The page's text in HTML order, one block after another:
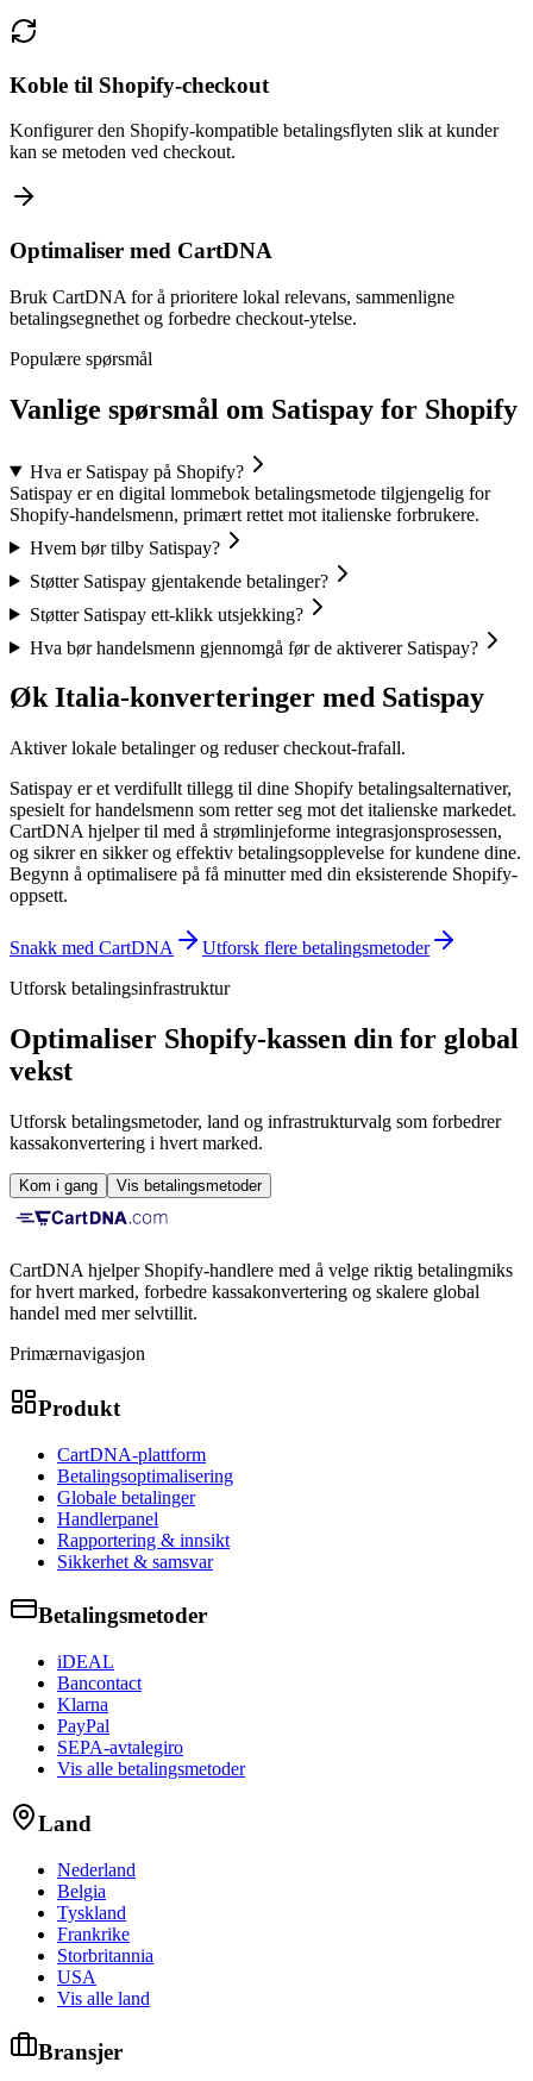
Koble til Shopify-checkout
Konfigurer den Shopify-kompatible betalingsflyten slik at kunder
kan se metoden ved checkout.
Optimaliser med CartDNA
Bruk CartDNA for å prioritere lokal relevans, sammenligne
betalingsegnethet og forbedre checkout-ytelse.
Populære spørsmål
Vanlige spørsmål om Satispay for Shopify
Hva er Satispay på Shopify?
Satispay er en digital lommebok betalingsmetode tilgjengelig for
Shopify-handelsmenn, primært rettet mot italienske forbrukere.
Hvem bør tilby Satispay?
Støtter Satispay gjentakende betalinger?
Støtter Satispay ett-klikk utsjekking?
Hva bør handelsmenn gjennomgå før de aktiverer Satispay?
Øk Italia-konverteringer med Satispay
Aktiver lokale betalinger og reduser checkout-frafall.
Satispay er et verdifullt tillegg til dine Shopify betalingsalternativer,
spesielt for handelsmenn som retter seg mot det italienske markedet.
CartDNA hjelper til med å strømlinjeforme integrasjonsprosessen,
og sikrer en sikker og effektiv betalingsopplevelse for kundene dine.
Begynn å optimalisere på få minutter med din eksisterende Shopify-
oppsett.
Snakk med CartDNA
Utforsk flere betalingsmetoder
Utforsk betalingsinfrastruktur
Optimaliser Shopify-kassen din for global
vekst
Utforsk betalingsmetoder, land og infrastrukturvalg som forbedrer
kassakonvertering i hvert marked.
Kom i gang Vis betalingsmetoder
CartDNA hjelper Shopify-handlere med å velge riktig betalingmiks
for hvert marked, forbedre kassakonvertering og skalere global
handel med mer selvtillit.
Primærnavigasjon
Produkt
CartDNA-plattform
Betalingsoptimalisering
Globale betalinger
Handlerpanel
Rapportering & innsikt
Sikkerhet & samsvar
Betalingsmetoder
iDEAL
Bancontact
Klarna
PayPal
SEPA-avtalegiro
Vis alle betalingsmetoder
Land
Nederland
Belgia
Tyskland
Frankrike
Storbritannia
USA
Vis alle land
Bransjer